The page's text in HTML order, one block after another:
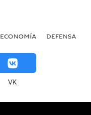
ECONOMÍA DEFENSA
VK